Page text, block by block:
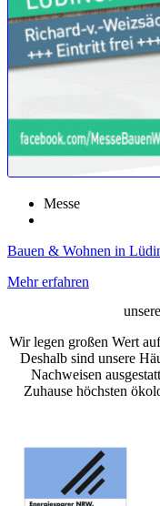
Messe
Bauen & Wohnen in
Mehr erfahren
Wir legen großen Wert
Deshalb sind unsere
Nachweisen
Zuhause höchsten